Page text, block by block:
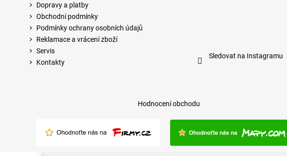
Dopravy a platby
Obchodní podmínky
Podmínky ochrany osobních údajů
Reklamace a vrácení zboží
Servis
Kontakty
Sledovat na Instagramu
Hodnocení obchodu